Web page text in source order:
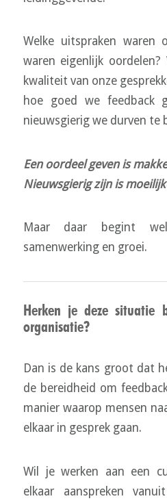
Welke uitspraken waren
waren eigenlijk
kwaliteit van onze
hoe goed we feedback
nieuwsgierig we durven te
Een oordeel geven is
Nieuwsgierig zijn is
Maar daar begint
samenwerking en groei.
Herken je deze situatie
organisatie?
Dan is de kans groot dat
de bereidheid om
manier waarop mensen
elkaar in gesprek gaan.
Wil je werken aan een
elkaar aanspreken